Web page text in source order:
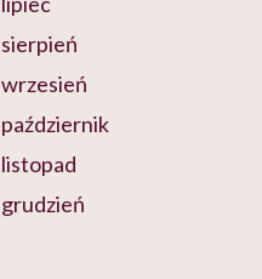
sierpień
wrzesień
październik
listopad
grudzień